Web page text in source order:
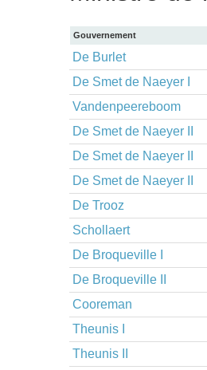
Gouvernement
De Burlet
De Smet de Naeyer I
Vandenpeereboom
De Smet de Naeyer II
De Smet de Naeyer II
De Smet de Naeyer II
De Trooz
Schollaert
De Broqueville I
De Broqueville II
Cooreman
Theunis I
Theunis II